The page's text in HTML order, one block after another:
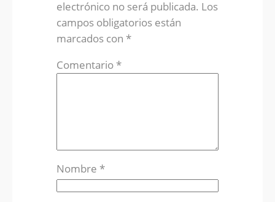
electrónico no será publicada. Los
campos obligatorios están
marcados con *
Comentario*
Nombre *